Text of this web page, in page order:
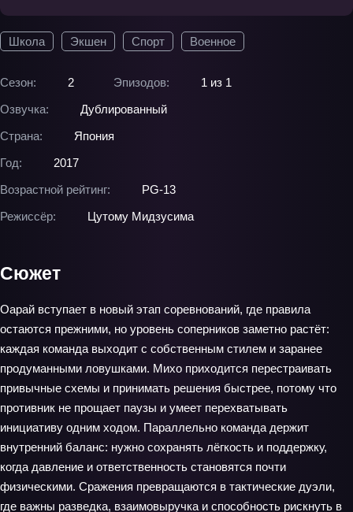
Школа Экшен Спорт Военное
Сезон: 2 Эпизодов:
1 из 1
Озвучка:
Дублированный
Страна:
Япония
Год:
2017
Возрастной рейтинг:
PG-13
Режиссёр:
Цутому Мидзусима
Сюжет
Оарай вступает в новый этап соревнований, где правила
остаются прежними, но уровень соперников заметно растёт:
каждая команда выходит с собственным стилем и заранее
продуманными ловушками. Михо приходится перестраивать
привычные схемы и принимать решения быстрее, потому что
противник не прощает паузы и умеет перехватывать
инициативу одним ходом. Параллельно команда держит
внутренний баланс: нужно сохранять лёгкость и поддержку,
когда давление и ответственность становятся почти
физическими. Сражения превращаются в тактические дуэли,
где важны разведка, взаимовыручка и способность рискнуть в